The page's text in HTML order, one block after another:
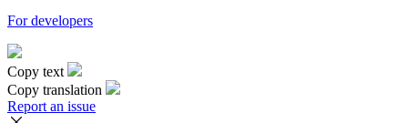
For developers
Copy text
Copy translation
Report an issue